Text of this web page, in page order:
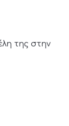
της στην